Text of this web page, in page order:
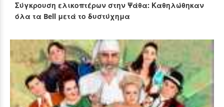
Σύγκρουση ελικοπτέρων στην Ψάθα: Καθηλώθηκαν
όλα τα Bell μετά το δυστύχημα